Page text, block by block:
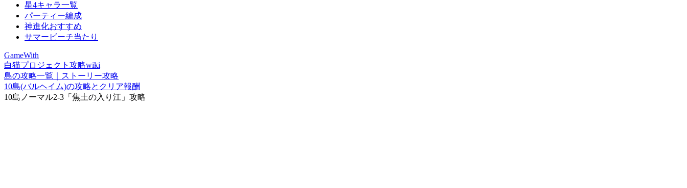
星4キャラ一覧
パーティー編成
神進化おすすめ
サマービーチ当たり
GameWith
白猫プロジェクト攻略wiki
島の攻略一覧｜ストーリー攻略
10島(バルヘイム)の攻略とクリア報酬
10島ノーマル2-3「焦土の入り江」攻略